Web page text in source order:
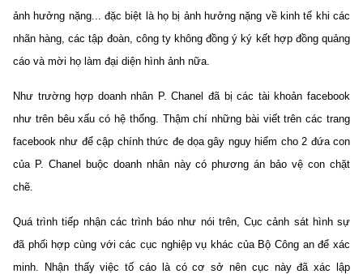
ảnh hưởng nặng... đặc biệt là họ bị ảnh hưởng nặng về kinh tế khi các
nhãn hàng, các tập đoàn, công ty không đồng ý ký kết hợp đồng quảng
cáo và mời họ làm đại diện hình ảnh nữa.
Như trường hợp doanh nhân P. Chanel đã bị các tài khoản facebook
như trên bêu xấu có hệ thống. Thậm chí những bài viết trên các trang
facebook như để cập chính thức đe dọa gây nguy hiểm cho 2 đứa con
của P. Chanel buộc doanh nhân này có phương án bảo vệ con chặt
chẽ.
Quá trình tiếp nhận các trình báo như nói trên, Cục cảnh sát hình sự
đã phối hợp cùng với các cục nghiệp vụ khác của Bộ Công an để xác
minh. Nhận thấy việc tố cáo là có cơ sở nên cục này đã xác lập